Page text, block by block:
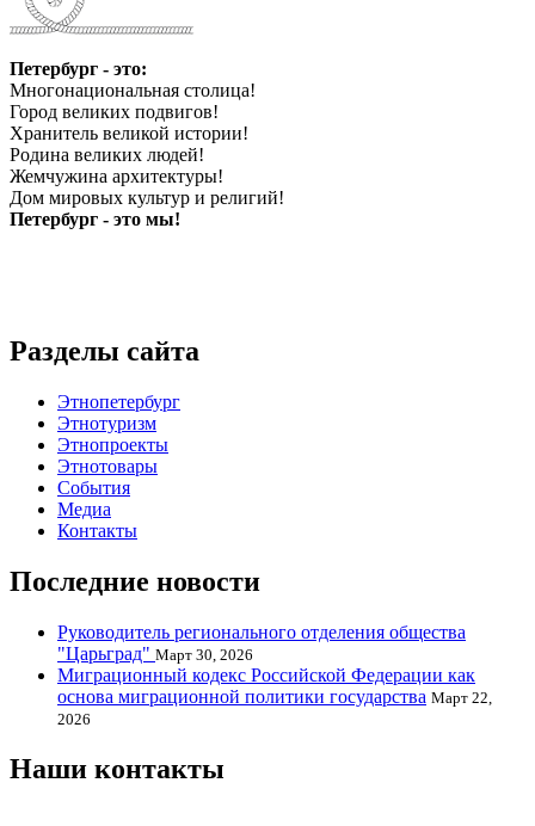
Петербург - это:
Многонациональная столица!
Город великих подвигов!
Хранитель великой истории!
Родина великих людей!
Жемчужина архитектуры!
Дом мировых культур и религий!
Петербург - это мы!
Разделы сайта
Этнопетербург
Этнотуризм
Этнопроекты
Этнотовары
События
Медиа
Контакты
Последние новости
Руководитель регионального отделения общества
"Царьград" Март 30, 2026
Миграционный кодекс Российской Федерации как
основа миграционной политики государства Март 22,
2026
Наши контакты